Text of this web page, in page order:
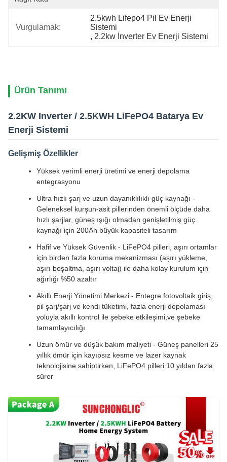
Vurgulamak:
2.5kwh Lifepo4 Pil Ev Enerji
Sistemi
, 2.2kw İnverter Ev Enerji Sistemi
Ürün Tanımı
2.2KW Inverter / 2.5KWH LiFePO4 Batarya Ev
Enerji Sistemi
Gelişmiş Özellikler
Yüksek verimli enerji üretimi ve enerji depolama
entegrasyonu
Ultra hızlı şarj ve uzun dayanıklılıklı güç kaynağı -
Geleneksel kurşun-asit pillerinden önemli ölçüde daha
hızlı şarjlar, güneş ışığı olmadan genişletilmiş güç
kaynağı için 200Ah büyük kapasiteli tasarım
Hafif ve Yüksek Güvenlik - LiFePO4 pilleri, aşırı ortamlar
için birden fazla koruma mekanizması (aşırı yükleme,
aşırı boşaltma, aşırı voltaj) ile daha kolay kurulum için
ağırlığı %50 azaltır
Akıllı Enerji Yönetimi Merkezi - Entegre fotovoltaik giriş,
pil şarj/şarj ve kendi tüketimi, fazla enerji depolaması
yoluyla akıllı kontrol ile şebeke etkileşimi,ve şebeke
tamamlayıcılığı
Uzun ömür ve düşük bakım maliyeti - Güneş panelleri 25
yıllık ömür için kayıpsız kesme ve lazer kaynak
teknolojisine sahiptirken, LiFePO4 pilleri 10 yıldan fazla
sürer